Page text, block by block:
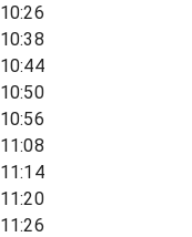
10:26
10:38
10:44
10:50
10:56
11:08
11:14
11:20
11:26